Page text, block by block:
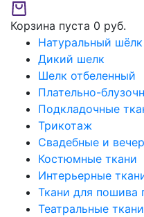
Корзина пуста 0 руб.
Натуральный шёлк
Дикий шелк
Шелк отбеленный
Плательно-
Подкладочные ткани
Трикотаж
Свадебные и
Костюмные ткани
Интерьерные ткани
Ткани для пошива
Театральные ткани